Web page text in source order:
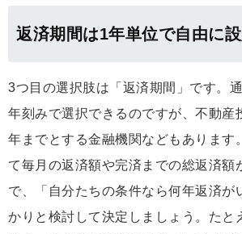
返済期間は1年単位で自由に
3つ目の選択肢は「返済期間」です。
年刻みで選択できるのですが、不動産
年までとする金融機関などもあります
て毎月の返済額や完済までの総返済額
で、「自分たちの条件なら何年返済が
かりと検討して決定しましょう。たと